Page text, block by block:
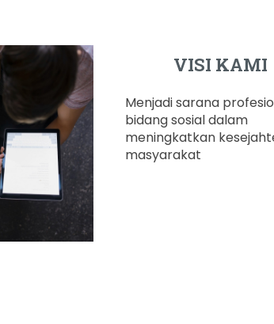
VISI KAMI
Menjadi sarana
bidang sosial dalam
meningkatkan
masyarakat